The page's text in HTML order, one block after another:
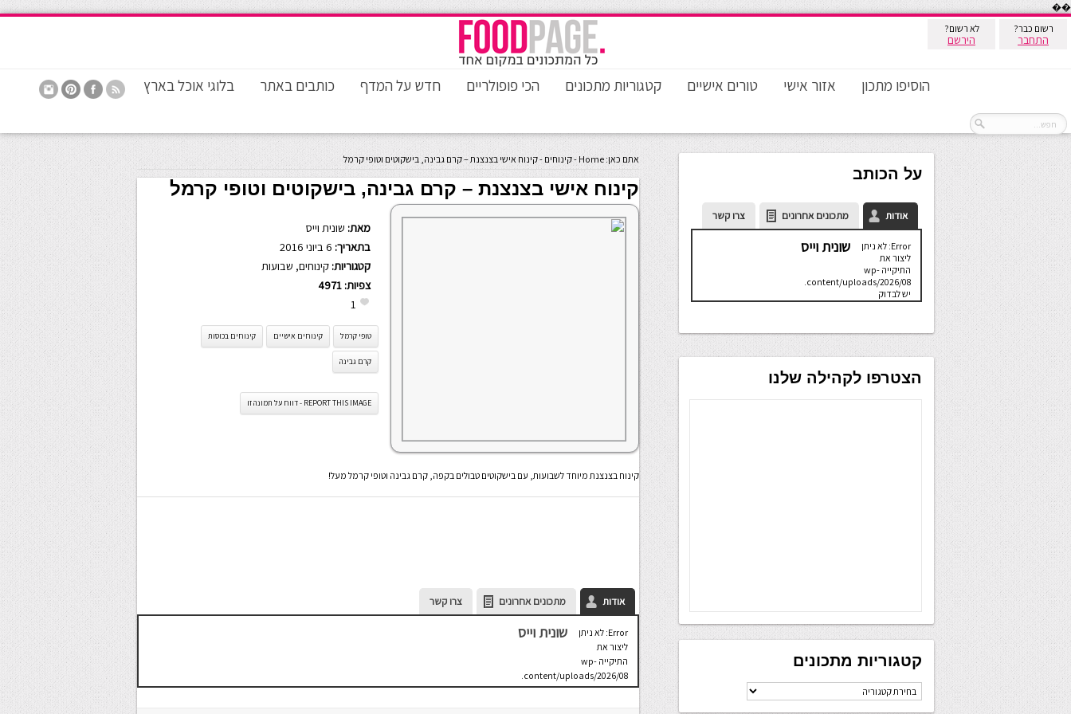
��
רשום כבר?
התחבר
לא רשום?
הירשם
הוסיפו מתכון אזור אישי טורים אישיים קטגוריות מתכונים הכי פופולריים חדש על המדף כותבים באתר בלוגי אוכל בארץ
אתם כאן: Home
-קינוחים -קינוח אישי בצנצנת – קרם גבינה, בישקוטים וטופי קרמל
קינוח אישי בצנצנת – קרם גבינה, בישקוטים וטופי קרמל
מאת: שונית וייס
בתאריך:
קטגוריות: קינוחים, שבועות
צפיות: 4971
1
טופי קרמל קינוחים אישיים קינוחים בכוסות
קרם גבינה
REPORT THIS IMAGE - דווח על תמונה זו
קינוח בצנצנת מיוחד לשבועות, עם בישקוטים טבולים בקפה, קרם גבינה וטופי קרמל מעל!
אודות מתכונים אחרונים צרו קשר
Error: לא ניתן
ליצור את
התיקייה wp-
content/uploads/2026/08.
יש לבדוק
שונית וייס
על הכותב
אודות מתכונים אחרונים צרו קשר
Error: לא ניתן
ליצור את
התיקייה wp-
content/uploads/2026/08.
יש לבדוק
שתיקיית האב
שונית וייס
הצטרפו לקהילה שלנו
קטגוריות מתכונים
קטגוריות
מתכונים